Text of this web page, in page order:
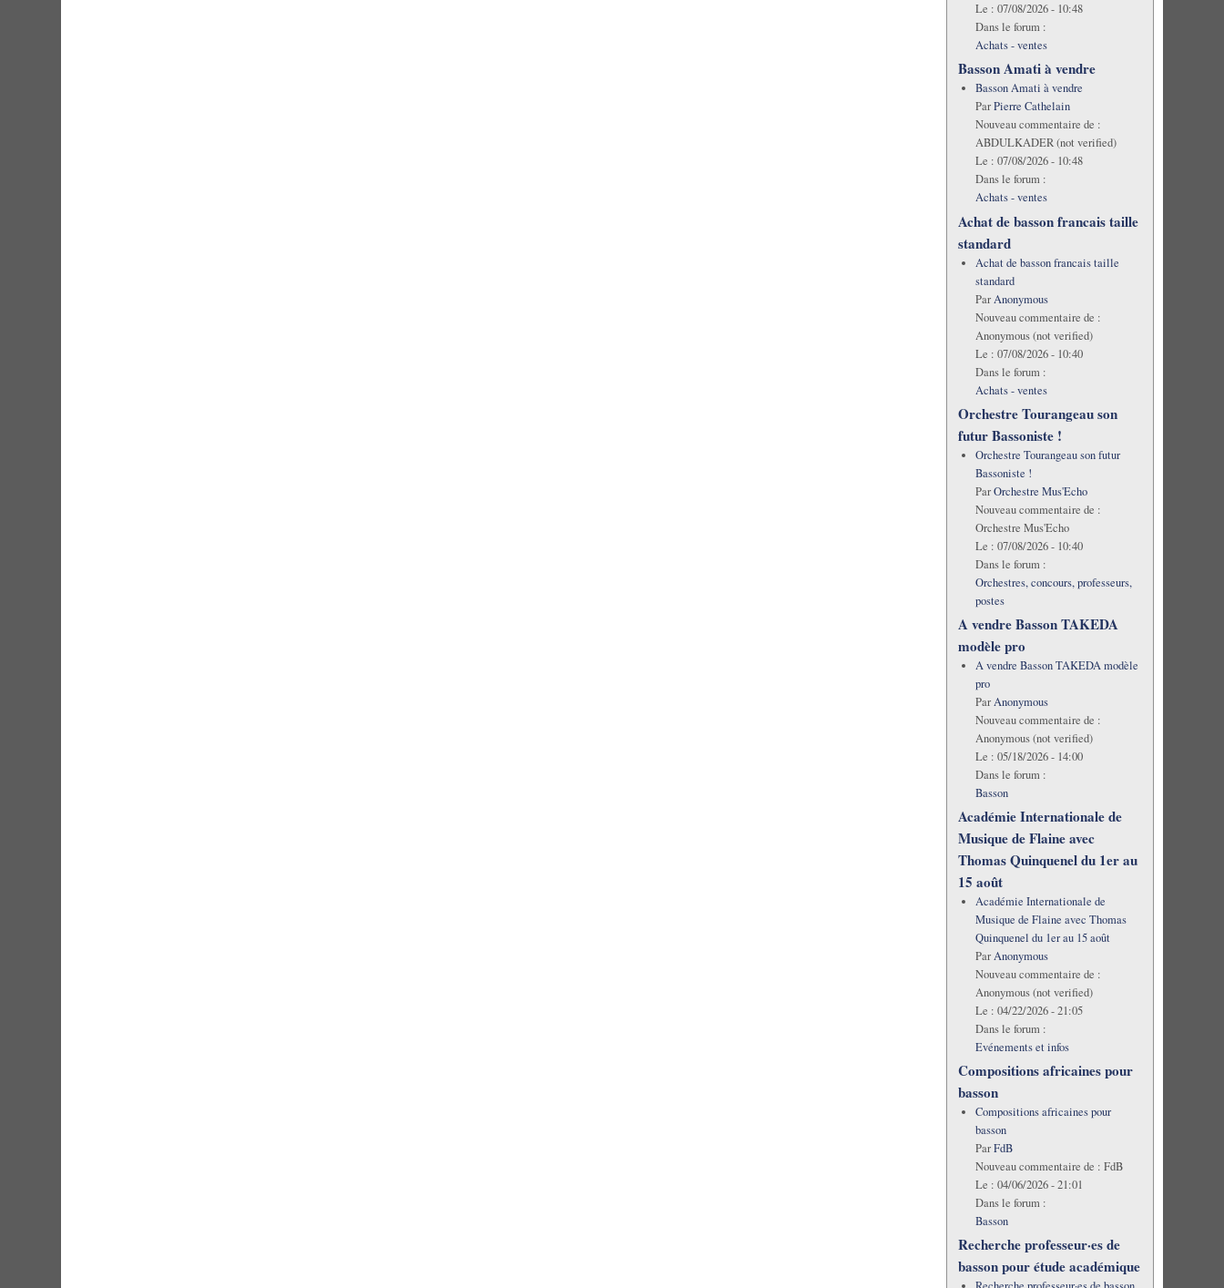
Le : 07/08/2026 - 10:48
Dans le forum :
Achats - ventes
Basson Amati à vendre
Basson Amati à vendre
ParPierre Cathelain
Nouveau commentaire de :
ABDULKADER (not verified)
Le : 07/08/2026 - 10:48
Dans le forum :
Achats - ventes
Achat de basson francais taille
standard
Achat de basson francais taille
standard
ParAnonymous
Nouveau commentaire de :
Anonymous (not verified)
Le : 07/08/2026 - 10:40
Dans le forum :
Achats - ventes
Orchestre Tourangeau son
futur Bassoniste !
Orchestre Tourangeau son futur
Bassoniste !
ParOrchestre Mus'Echo
Nouveau commentaire de :
Orchestre Mus'Echo
Le : 07/08/2026 - 10:40
Dans le forum :
Orchestres, concours, professeurs,
postes
A vendre Basson TAKEDA
modèle pro
A vendre Basson TAKEDA modèle
pro
ParAnonymous
Nouveau commentaire de :
Anonymous (not verified)
Le : 05/18/2026 - 14:00
Dans le forum :
Basson
Académie Internationale de
Musique de Flaine avec
Thomas Quinquenel du 1er au
15 août
Académie Internationale de
Musique de Flaine avec Thomas
Quinquenel du 1er au 15 août
ParAnonymous
Nouveau commentaire de :
Anonymous (not verified)
Le : 04/22/2026 - 21:05
Dans le forum :
Evénements et infos
Compositions africaines pour
basson
Compositions africaines pour
basson
ParFdB
Nouveau commentaire de : FdB
Le : 04/06/2026 - 21:01
Dans le forum :
Basson
Recherche professeur·es de
basson pour étude académique